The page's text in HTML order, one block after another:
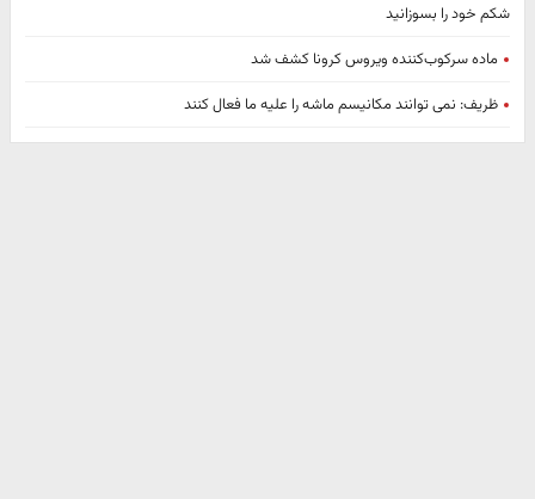
شکم خود را بسوزانید
ماده سرکوب‌کننده ویروس کرونا کشف شد
ظریف: نمی توانند مکانیسم ماشه را علیه ما فعال کنند